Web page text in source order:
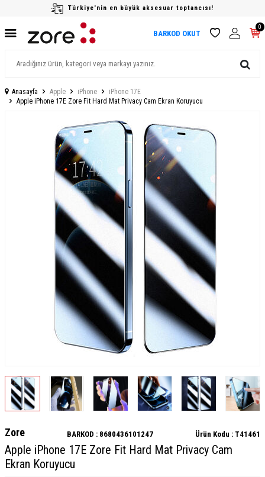
Türkiye'nin en büyük aksesuar toptancısı!
BARKOD OKUT
0
Anasayfa Apple iPhone
iPhone 17E
Apple iPhone 17E Zore Fit Hard Mat Privacy Cam Ekran Koruyucu
Zore BARKOD : 8680436101247 Ürün Kodu : T41461
Apple iPhone 17E Zore Fit Hard Mat Privacy Cam
Ekran Koruyucu